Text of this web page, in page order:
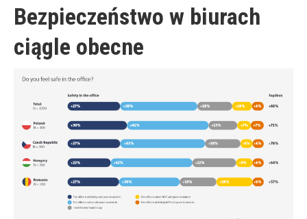
Bezpieczeństwo w biurach
ciągle obecne